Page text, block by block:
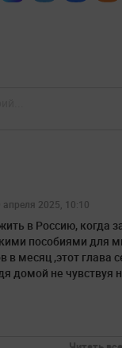
апреля 2025, 10:10
в Россию, когда
пособиями для
в месяц ,этот глава
домой не чувствуя